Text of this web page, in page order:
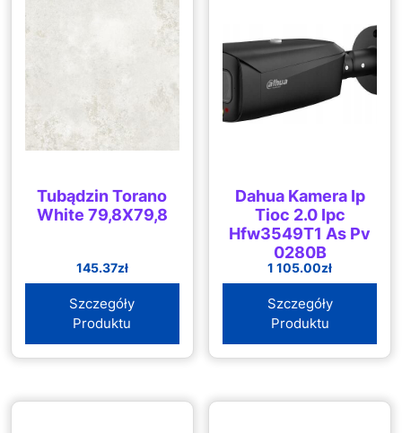
Tubądzin Torano
White 79,8X79,8
145.37zł
Szczegóły
Produktu
Dahua Kamera Ip
Tioc 2.0 Ipc
Hfw3549T1 As Pv
0280B
(6923172580085)
1 105.00zł
Szczegóły
Produktu